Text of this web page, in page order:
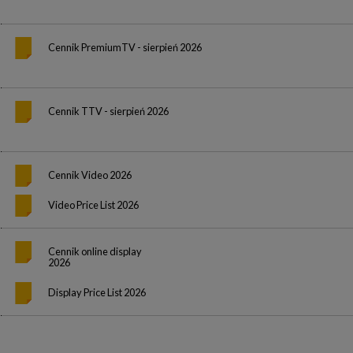
Cennik PremiumTV - sierpień 2026
Cennik TTV - sierpień 2026
Cennik Video 2026
Video Price List 2026
Cennik online display
2026
Display Price List 2026